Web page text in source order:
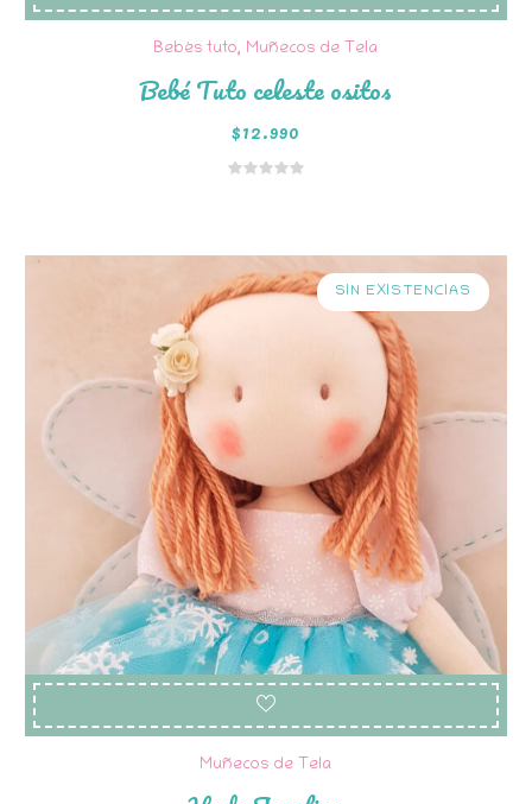
Bebés tuto, Muñecos de Tela
Bebé Tuto celeste ositos
$12.990
SIN EXISTENCIAS
Muñecos de Tela